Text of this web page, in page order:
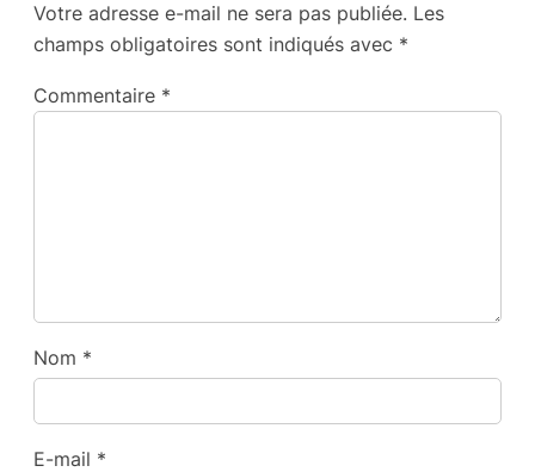
Votre adresse e-mail ne sera pas publiée. Les
champs obligatoires sont indiqués avec *
Commentaire *
Nom *
E-mail *